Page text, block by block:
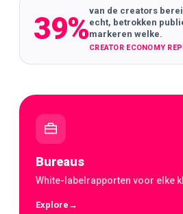
39%
van de creators
echt, betrokken
markeren welke.
CREATOR ECONOMY
Bureaus
White-labelrapporten voor elke
Explore →